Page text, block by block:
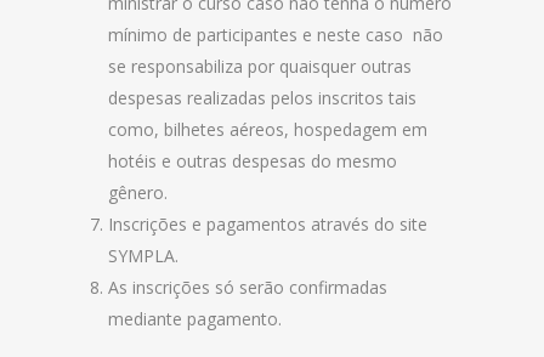
mínimo de participantes e neste caso não
se responsabiliza por quaisquer outras
despesas realizadas pelos inscritos tais
como, bilhetes aéreos, hospedagem em
hotéis e outras despesas do mesmo
gênero.
Inscrições e pagamentos através do site
SYMPLA.
As inscrições só serão confirmadas
mediante pagamento.